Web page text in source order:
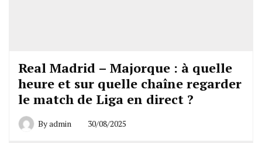
Real Madrid – Majorque : à quelle
heure et sur quelle chaîne regarder
le match de Liga en direct ?
Byadmin 30/08/2025